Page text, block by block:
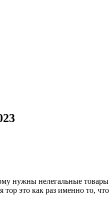
нужны нелегальные
тор это как раз именно то,